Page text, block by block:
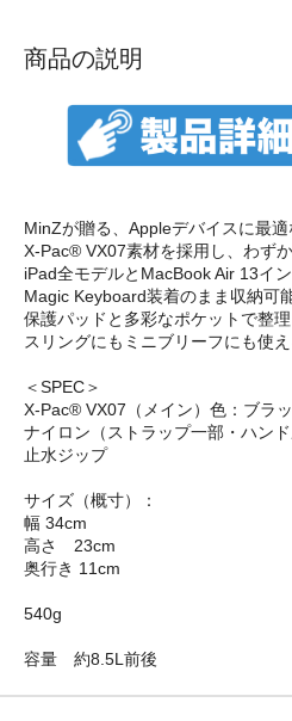
商品の説明
MinZが贈る、Appleデバイスに最適
X-Pac® VX07素材を採用し、わず
iPad全モデルとMacBook Air 13イン
Magic Keyboard装着のまま収納可能
保護パッドと多彩なポケットで整理
スリングにもミニブリーフにも使え
＜SPEC＞
X-Pac® VX07（メイン）色：ブラ
ナイロン（ストラップ一部・ハンド
止水ジップ
サイズ（概寸）：
幅 34cm
高さ 23cm
奥行き 11cm
540g
容量 約8.5L前後